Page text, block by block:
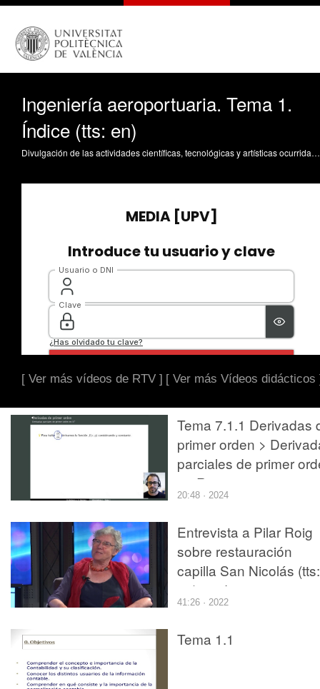
Ingeniería aeroportuaria. Tema 1.
Índice (tts: en)
Divulgación de las actividades científicas, tecnológicas y artísticas ocurridas en los tres campus de la UPV
[ Ver más vídeos de RTV ] [ Ver más Vídeos didácticos
Tema 7.1.1 Derivadas
primer orden >
parciales de primer
en R2
20:48 · 2024
Entrevista a Pilar Roig
sobre restauración
capilla San Nicolás (tts:
en), audio en 1 pista
41:26 · 2022
Tema 1.1